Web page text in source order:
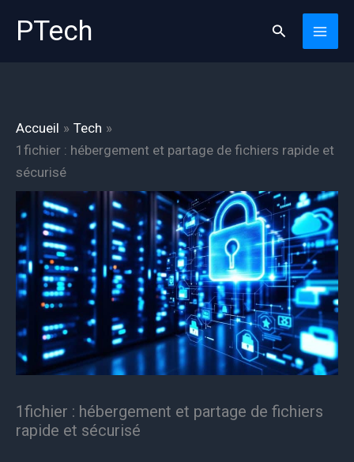
PTech Rechercher
Accueil
Tech
1fichier : hébergement et partage de fichiers rapide et
sécurisé
1fichier : hébergement et partage de fichiers
rapide et sécurisé